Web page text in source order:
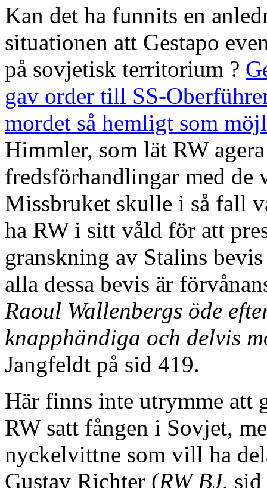
Kan det ha funnits en
situationen att Gestapo
på sovjetisk territorium ?
gav order till SS-
mordet så hemligt som
Himmler, som lät RW
fredsförhandlingar med de
Missbruket skulle i så fall
ha RW i sitt våld för att
granskning av Stalins
alla dessa bevis är
Raoul Wallenbergs öde
knapphändiga och delvis
Jangfeldt på sid 419.
Här finns inte utrymme att
RW satt fången i Sovjet,
nyckelvittne som vill ha
Gustav Richter (RW BJ,